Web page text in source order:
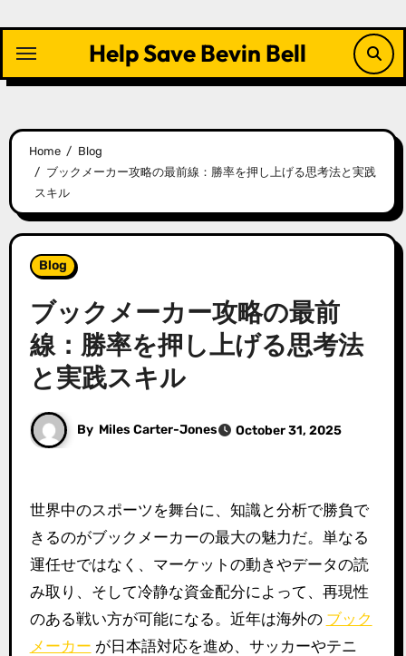
content
Help Save Bevin Bell
Home
Blog
ブックメーカー攻略の最前線：勝率を押し上げる思考法と実践
スキル
Blog
ブックメーカー攻略の最前
線：勝率を押し上げる思考法
と実践スキル
By Miles Carter-Jones October 31, 2025
世界中のスポーツを舞台に、知識と分析で勝負で
きるのがブックメーカーの最大の魅力だ。単なる
運任せではなく、マーケットの動きやデータの読
み取り、そして冷静な資金配分によって、再現性
のある戦い方が可能になる。近年は海外の ブック
メーカー が日本語対応を進め、サッカーやテニ